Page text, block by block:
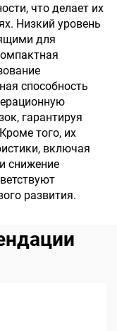
что делает их
Низкий уровень
для
способность
гарантируя
того, их
включая
снижение
развития.